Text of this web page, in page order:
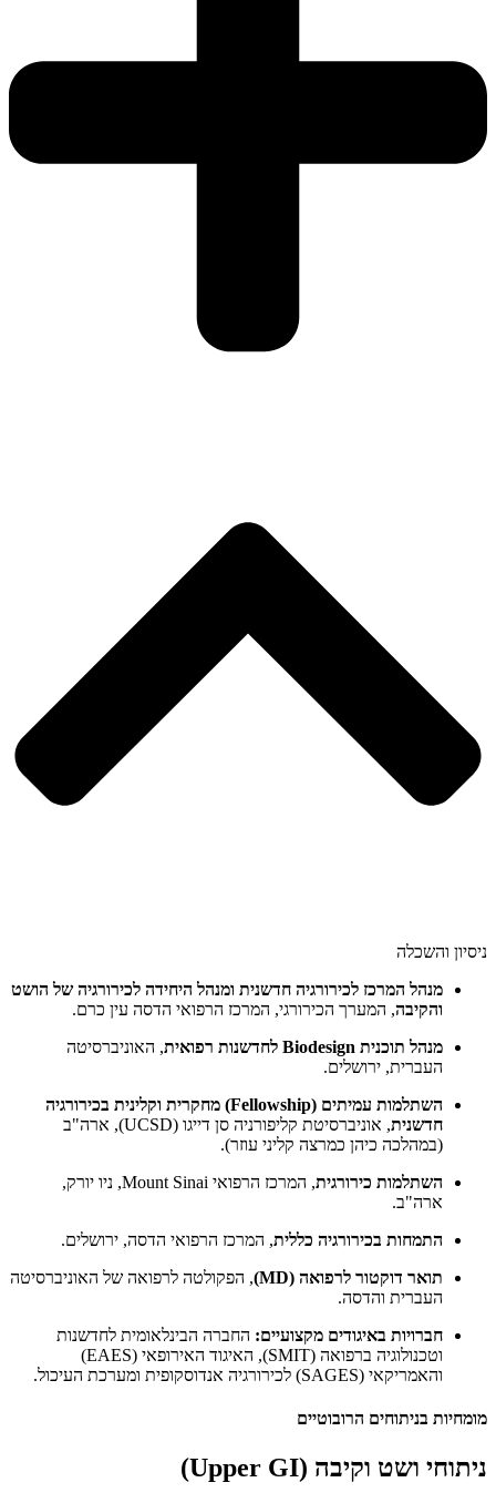
ניסיון והשכלה
מנהל המרכז לכירורגיה חדשנית ומנהל היחידה לכירורגיה של הושט
והקיבה, המערך הכירורגי, המרכז הרפואי הדסה עין כרם.
מנהל תוכנית Biodesign לחדשנות רפואית
, האוניברסיטה
העברית, ירושלים.
השתלמות עמיתים (Fellowship) מחקרית וקלינית בכירורגיה
חדשנית
, אוניברסיטת קליפורניה סן דייגו (UCSD), ארה"ב
(במהלכה כיהן כמרצה קליני עוזר).
השתלמות כירורגית
, המרכז הרפואי Mount Sinai, ניו יורק,
ארה"ב.
התמחות בכירורגיה כללית, המרכז הרפואי הדסה, ירושלים.
תואר דוקטור לרפואה (MD)
, הפקולטה לרפואה של האוניברסיטה
העברית והדסה.
חברויות באיגודים מקצועיים: החברה הבינלאומית לחדשנות
וטכנולוגיה ברפואה (SMIT), האיגוד האירופאי (EAES)
והאמריקאי (SAGES) לכירורגיה אנדוסקופית ומערכת העיכול.
מומחיות בניתוחים הרובוטיים
ניתוחי ושט וקיבה (Upper GI)